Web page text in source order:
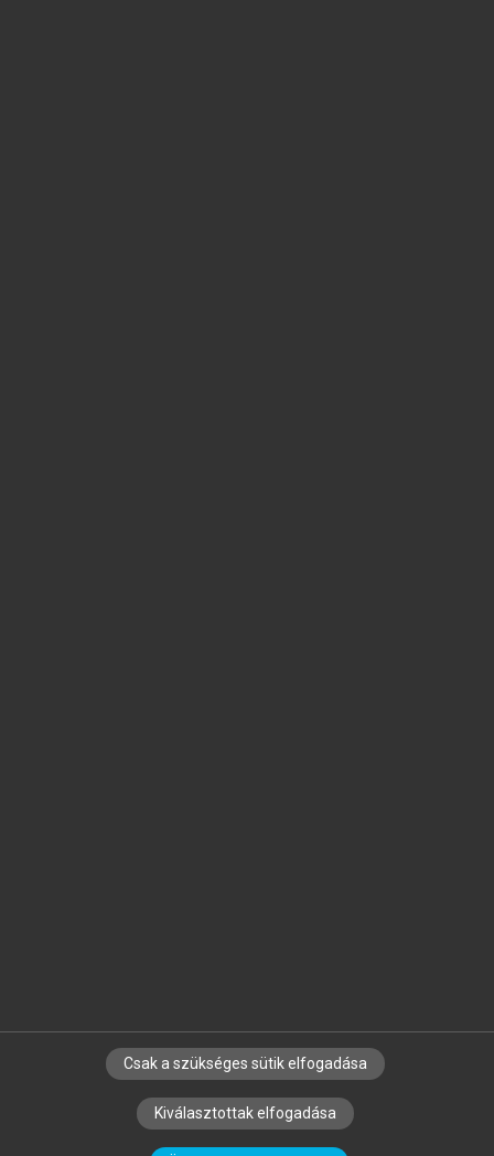
SZERZŐKNEK CÉGEKNEK KÖNYVTÁROSOKNAK
SZERKESZTÉSI ÉS LEKTORÁLÁSI ALAPELVEK
Csak a szükséges sütik elfogadása
Kiválasztottak elfogadása